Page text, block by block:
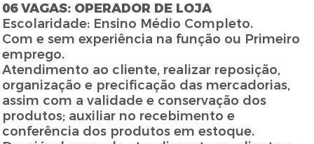
06 VAGAS: OPERADOR DE LOJA
Escolaridade: Ensino Médio Completo.
Com e sem experiência na função ou Primeiro
emprego.
Atendimento ao cliente, realizar reposição,
organização e precificação das mercadorias,
assim com a validade e conservação dos
produtos; auxiliar no recebimento e
conferência dos produtos em estoque.